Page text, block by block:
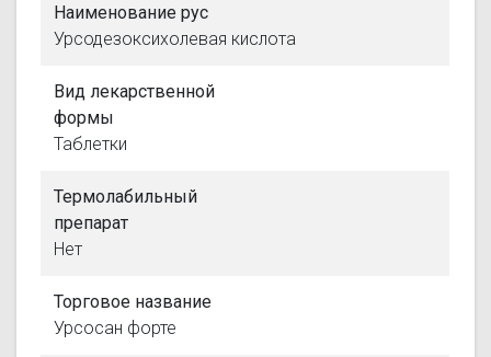
Наименование рус
Урсодезоксихолевая кислота
Вид лекарственной
формы
Таблетки
Термолабильный
препарат
Нет
Торговое название
Урсосан форте